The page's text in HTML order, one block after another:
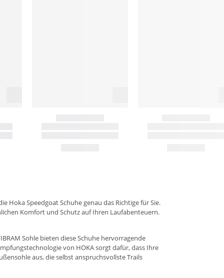
Hoka Speedgoat Schuhe genau das Richtige für Sie.
Komfort und Schutz auf Ihren Laufabenteuern.
Sohle bieten diese Schuhe hervorragende
von HOKA sorgt dafür, dass Ihre
aus, die selbst anspruchsvollste Trails